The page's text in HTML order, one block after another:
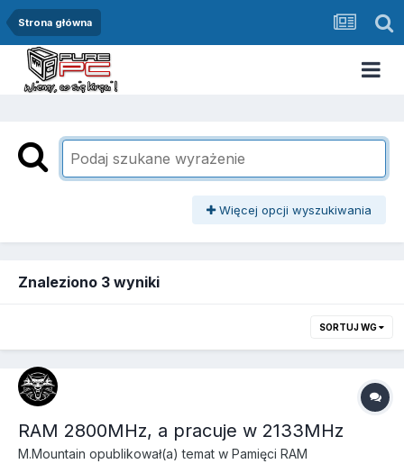
Strona główna
Więcej opcji wyszukiwania
Znaleziono 3 wyniki
SORTUJ WG
RAM 2800MHz, a pracuje w 2133MHz
M.Mountain opublikował(a) temat w Pamięci RAM